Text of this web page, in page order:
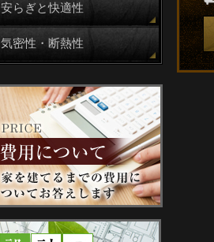
安らぎと快適性
気密性・断熱性